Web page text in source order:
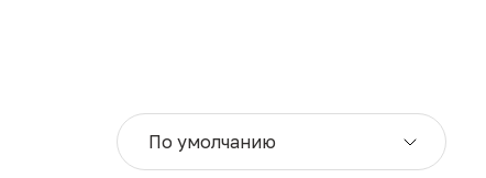
По умолчанию